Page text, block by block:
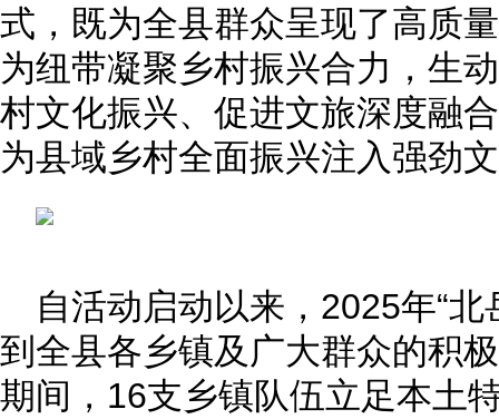
式，既为全县群众呈现了高质
为纽带凝聚乡村振兴合力，生
村文化振兴、促进文旅深度融
为县域乡村全面振兴注入强劲
自活动启动以来，2025年“
到全县各乡镇及广大群众的积
期间，16支乡镇队伍立足本土